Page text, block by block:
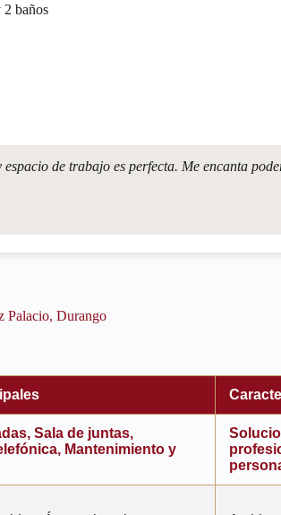
2 baños
de trabajo es perfecta. Me encanta
Palacio, Durango
Sala de juntas,
Mantenimiento y